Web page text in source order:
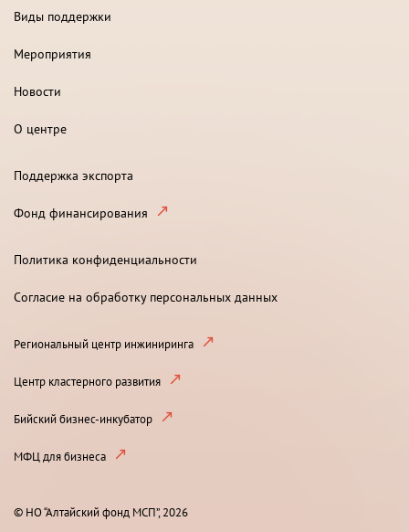
Виды поддержки
Мероприятия
Новости
О центре
Поддержка экспорта
Фонд финансирования
Политика конфиденциальности
Согласие на обработку персональных данных
Региональный центр инжиниринга
Центр кластерного развития
Бийский бизнес-инкубатор
МФЦ для бизнеса
© НО “Алтайский фонд МСП”, 2026